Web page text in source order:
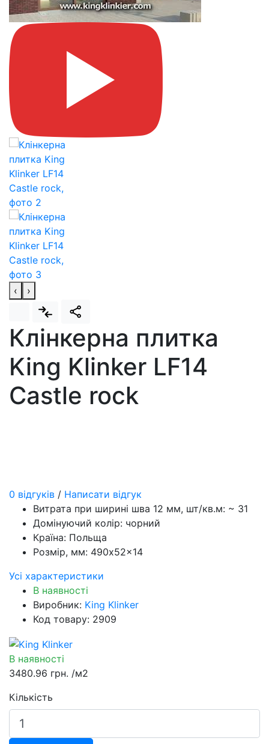
‹ ›
Клінкерна плитка
King Klinker LF14
Castle rock
0 відгуків / Написати відгук
Витрата при ширині шва 12 мм, шт/кв.м: ~ 31
Домінуючий колір: чорний
Країна: Польща
Розмір, мм: 490x52x14
Усі характеристики
В наявності
Виробник: King Klinker
Код товару: 2909
В наявності
3480.96 грн. /м2
Кількість